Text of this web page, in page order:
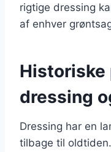
rigtige dressing
af enhver
Historiske
dressing
Dressing har en
tilbage til